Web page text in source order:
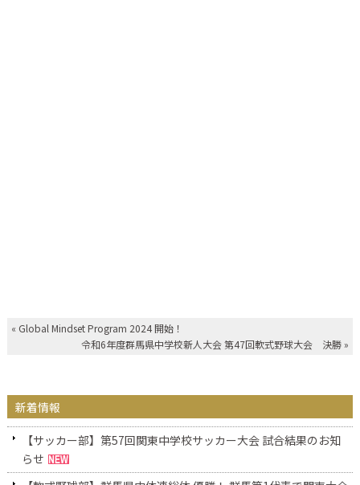
« Global Mindset Program 2024 開始！
令和6年度群馬県中学校新人大会 第47回軟式野球大会 決勝 »
新着情報
【サッカー部】第57回関東中学校サッカー大会 試合結果のお知
らせ